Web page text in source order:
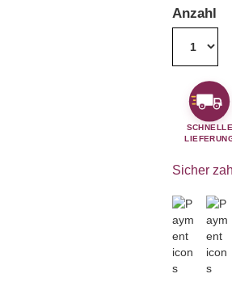
Anzahl
1
SCHNELLE
Sicher